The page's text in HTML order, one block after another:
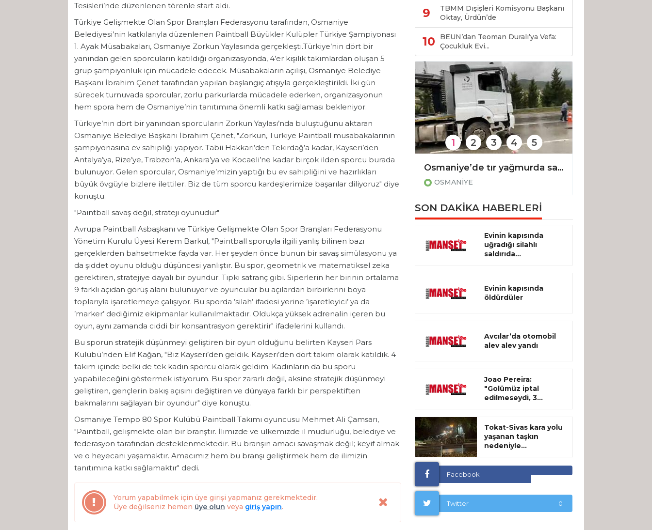
Tesisleri’nde düzenlenen törenle start aldı.
Türkiye Gelişmekte Olan Spor Branşları Federasyonu tarafından, Osmaniye
Belediyesi’nin katkılarıyla düzenlenen Paintball Büyükler Kulüpler Türkiye Şampiyonası
1. Ayak Müsabakaları, Osmaniye Zorkun Yaylasında gerçekleşti.Türkiye’nin dört bir
yanından gelen sporcuların katıldığı organizasyonda, 4’er kişilik takımlardan oluşan 5
grup şampiyonluk için mücadele edecek. Müsabakaların açılışı, Osmaniye Belediye
Başkanı İbrahim Çenet tarafından yapılan başlangıç atışıyla gerçekleştirildi. İki gün
sürecek turnuvada sporcular, zorlu parkurlarda mücadele ederken, organizasyonun
hem spora hem de Osmaniye’nin tanıtımına önemli katkı sağlaması bekleniyor.
Türkiye’nin dört bir yanından sporcuların Zorkun Yaylası’nda buluştuğunu aktaran
Osmaniye Belediye Başkanı İbrahim Çenet, "Zorkun, Türkiye Paintball müsabakalarının
şampiyonasına ev sahipliği yapıyor. Tabii Hakkari’den Tekirdağ’a kadar, Kayseri’den
Antalya’ya, Rize’ye, Trabzon’a, Ankara’ya ve Kocaeli’ne kadar birçok ilden sporcu burada
bulunuyor. Gelen sporcular, Osmaniye’mizin yaptığı bu ev sahipliğini ve hazırlıkları
büyük övgüyle bizlere ilettiler. Biz de tüm sporcu kardeşlerimize başarılar diliyoruz" diye
konuştu.
"Paintball savaş değil, strateji oyunudur"
Avrupa Paintball Asbaşkanı ve Türkiye Gelişmekte Olan Spor Branşları Federasyonu
Yönetim Kurulu Üyesi Kerem Barkul, "Paintball sporuyla ilgili yanlış bilinen bazı
gerçeklerden bahsetmekte fayda var. Her şeyden önce bunun bir savaş simülasyonu ya
da şiddet oyunu olduğu düşüncesi yanlıştır. Bu spor, geometrik ve matematiksel zeka
gerektiren, stratejiye dayalı bir oyundur. Tıpkı satranç gibi. Siperlerin her birinin ortalama
9 farklı açıdan görüş alanı bulunuyor ve oyuncular bu açılardan birbirlerini boya
toplarıyla işaretlemeye çalışıyor. Bu sporda ’silah’ ifadesi yerine ’işaretleyici’ ya da
’marker’ dediğimiz ekipmanlar kullanılmaktadır. Oldukça yüksek adrenalin içeren bu
oyun, aynı zamanda ciddi bir konsantrasyon gerektirir" ifadelerini kullandı.
Bu sporun stratejik düşünmeyi geliştiren bir oyun olduğunu belirten Kayseri Pars
Kulübü’nden Elif Kağan, "Biz Kayseri’den geldik. Kayseri’den dört takım olarak katıldık. 4
takım içinde belki de tek kadın sporcu olarak geldim. Kadınların da bu sporu
yapabileceğini göstermek istiyorum. Bu spor zararlı değil, aksine stratejik düşünmeyi
geliştiren, gençlerin bakış açısını değiştiren ve dünyaya farklı bir perspektiften
bakmalarını sağlayan bir oyundur" diye konuştu.
Osmaniye Tempo 80 Spor Kulübü Paintball Takımı oyuncusu Mehmet Ali Çamsarı,
"Paintball, gelişmekte olan bir branştır. İlimizde ve ülkemizde il müdürlüğü, belediye ve
federasyon tarafından desteklenmektedir. Bu branşın amacı savaşmak değil; keyif almak
ve o heyecanı yaşamaktır. Amacımız hem bu branşı geliştirmek hem de ilimizin
tanıtımına katkı sağlamaktır" dedi.
Yorum yapabilmek için üye girişi yapmanız gerekmektedir.
Üye değilseniz hemen üye olun veya giriş yapın.
9
TBMM Dışişleri Komisyonu Başkanı
Oktay, Ürdün’de
10
BEUN’dan Teoman Duralı’ya Vefa:
Çocukluk Evi...
OSMANİYE
Osmaniye’de tır yağmurda savruldu
OSMANİYE
1 2 3 4 5
SON DAKİKA HABERLERİ
Evinin kapısında
uğradığı silahlı
saldırıda...
Evinin kapısında
öldürdüler
Avcılar’da otomobil
alev alev yandı
Joao Pereira:
"Golümüz iptal
edilmeseydi, 3...
Tokat-Sivas kara yolu
yaşanan taşkın
nedeniyle...
Facebook
Twitter 0